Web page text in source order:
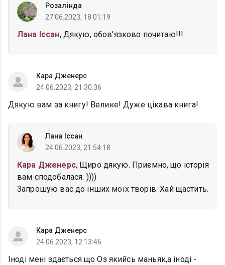
Розалінда
27.06.2023, 18:01:19
Лана Іссан, Дякую, обов'язково почитаю!!!
Кара Дженерс
24.06.2023, 21:30:36
Дякую вам за книгу! Велике! Дуже цікава книга!
Лана Іссан
24.06.2023, 21:54:18
Кара Дженерс, Щиро дякую. Приємно, що історія
вам сподобалася. ))))
Запрошую вас до інших моїх творів. Хай щастить.
Кара Дженерс
24.06.2023, 12:13:46
Іноді мені здається що Оз якийсь маньяк,а іноді -